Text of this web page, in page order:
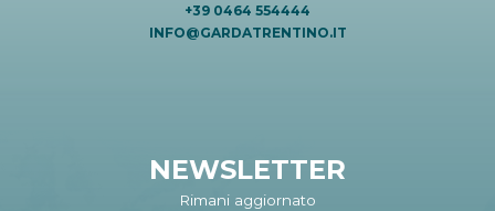
+39 0464 554444
INFO@GARDATRENTINO.IT
NEWSLETTER
Rimani aggiornato